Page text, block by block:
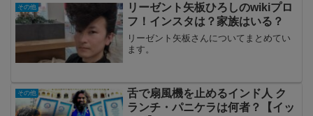
その他
リーゼント矢板ひろしのwikiプロ
フ！インスタは？家族はいる？
リーゼント矢板さんについてまとめてい
ます。
その他
舌で扇風機を止めるインド人 ク
ランチ・パニケラは何者？【イッ